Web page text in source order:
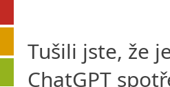
Tušili jste, že
ChatGPT